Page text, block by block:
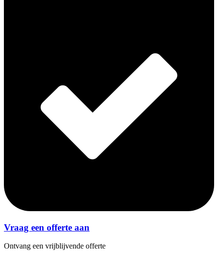
Vraag een offerte aan
Ontvang een vrijblijvende offerte